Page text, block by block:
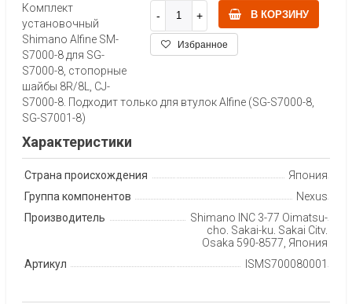
В КОРЗИНУ
Избранное
Комплект
установочный
Shimano Alfine SM-
S7000-8 для SG-
S7000-8, стопорные
шайбы 8R/8L, CJ-
S7000-8. Подходит только для втулок Alfine (SG-S7000-8,
SG-S7001-8)
Характеристики
Страна происхождения
Япония
Группа компонентов
Nexus
Производитель
Shimano INC 3-77 Oimatsu-
cho, Sakai-ku, Sakai City,
Osaka 590-8577, Япония
Артикул
ISMS700080001